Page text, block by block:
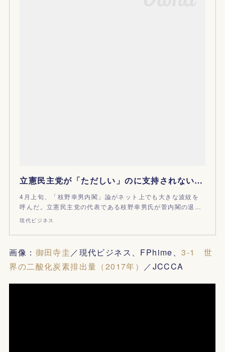
立憲民主党が「ただしい」のに支持されない理由（御田寺 圭） @gendai_biz
4月上旬、「枝野幸男内閣」論がネット上でも大きな波紋を
呼んだ。立憲民主党の代表である枝野幸男氏が菅内閣の退…
現代ビジネス
画像： 御田寺圭 ／現代ビジネス、FPhime、3-1 世
界の二酸化炭素排出量（2017年）
／JCCCA